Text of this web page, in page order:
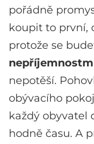
pořádně
koupit to první,
protože se
nepotěší.
obývacího
každý obyvatel
hodně času. A